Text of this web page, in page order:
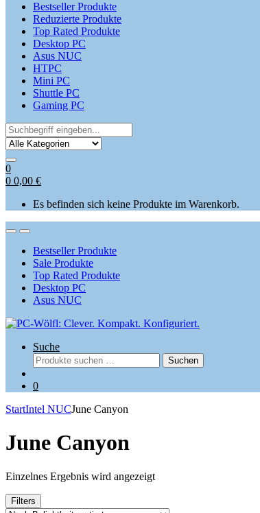
Bestseller Produkte
Reduzierte Produkte
Top Rated Produkte
Desktop PC
Asus NUC
HTPC
Mini PC
Shuttle PC
Gaming PC
Search
for:
0
0 0,00 €
Es befinden sich keine Produkte im Warenkorb.
OpenClose
Bestseller Produkte
Sale Produkte
Top Rated Produkte
Desktop PC
Asus NUC
Suche
Suchen
nach:
Suchen
0
StartIntel NUCJune Canyon
June Canyon
Einzelnes Ergebnis wird angezeigt
Filters